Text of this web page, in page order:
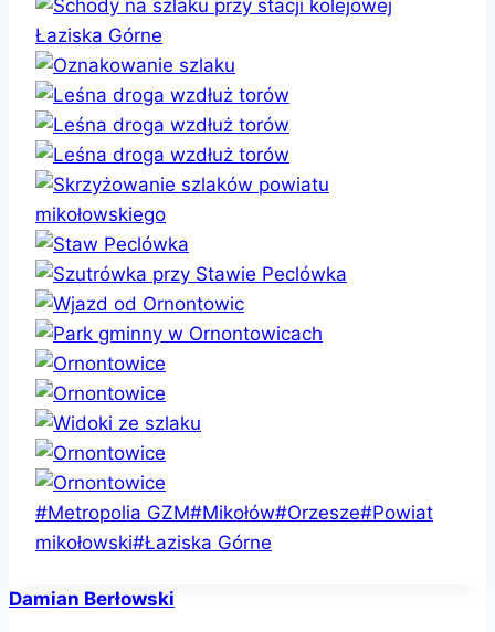
Tagi
wpisu:
#Metropolia GZM#Mikołów#Orzesze#Powiat
mikołowski#Łaziska Górne
Damian Berłowski